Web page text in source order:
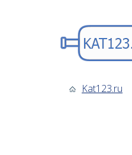
Kat123.ru